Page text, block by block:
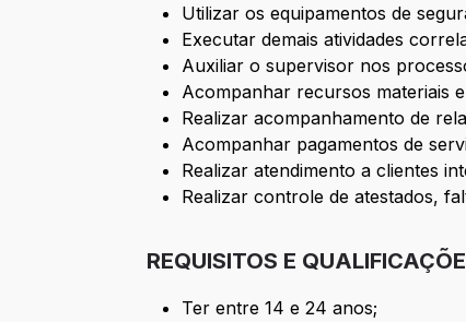
Utilizar os equipamentos de
Executar demais atividades
Auxiliar o supervisor nos
Acompanhar recursos materiais
Realizar acompanhamento de
Acompanhar pagamentos de
Realizar atendimento a clientes
Realizar controle de atestados,
REQUISITOS E
Ter entre 14 e 24 anos;